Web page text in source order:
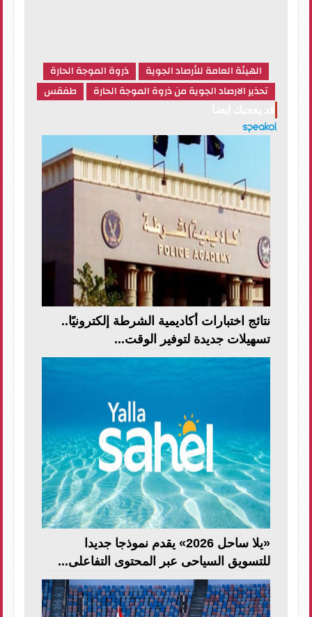
الهيئة العامة للأرصاد الجوية
ذروة الموجة الحارة
تحذير الارصاد الجوية من ذروة الموجة الحارة
طفقس
نتائج اختبارات أكاديمية الشرطة إلكترونيًا..
تسهيلات جديدة لتوفير الوقت...
«يلا ساحل 2026» يقدم نموذجا جديدا
للتسويق السياحى عبر المحتوى التفاعلى...